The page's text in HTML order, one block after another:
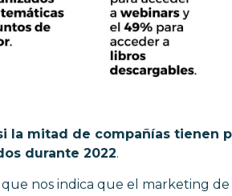
la mitad de compañías tienen
durante 2022.
nos indica que el marketing